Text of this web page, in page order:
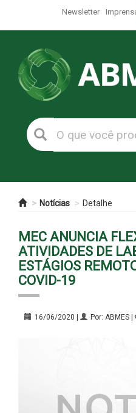
Newsletter
Notícias Detalhe
MEC ANUNCIA
ATIVIDADES DE
ESTÁGIOS
COVID-19
16/06/2020 | Por: ABMES |